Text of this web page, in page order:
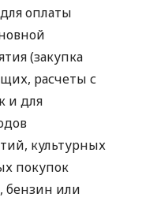
оплаты
(закупка
расчеты с
и для
культурных
покупок
бензин или